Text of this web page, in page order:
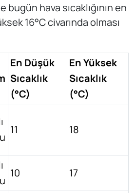
hava sıcaklığının en
16°C civarında olması
En Düşük
Sıcaklık
(°C)
En Yüksek
Sıcaklık
(°C)
11 18
10 17